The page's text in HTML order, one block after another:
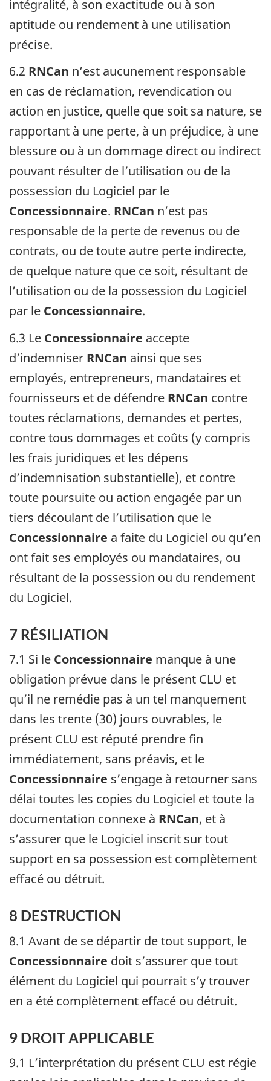
intégralité, à son exactitude ou à son
aptitude ou rendement à une utilisation
précise.
6.2 RNCan n’est aucunement responsable
en cas de réclamation, revendication ou
action en justice, quelle que soit sa nature, se
rapportant à une perte, à un préjudice, à une
blessure ou à un dommage direct ou indirect
pouvant résulter de l’utilisation ou de la
possession du Logiciel par le
Concessionnaire. RNCan n’est pas
responsable de la perte de revenus ou de
contrats, ou de toute autre perte indirecte,
de quelque nature que ce soit, résultant de
l’utilisation ou de la possession du Logiciel
par le Concessionnaire.
6.3 Le Concessionnaire accepte
d’indemniser RNCan ainsi que ses
employés, entrepreneurs, mandataires et
fournisseurs et de défendre RNCan contre
toutes réclamations, demandes et pertes,
contre tous dommages et coûts (y compris
les frais juridiques et les dépens
d’indemnisation substantielle), et contre
toute poursuite ou action engagée par un
tiers découlant de l’utilisation que le
Concessionnaire a faite du Logiciel ou qu’en
ont fait ses employés ou mandataires, ou
résultant de la possession ou du rendement
du Logiciel.
7 RÉSILIATION
7.1 Si le Concessionnaire manque à une
obligation prévue dans le présent CLU et
qu’il ne remédie pas à un tel manquement
dans les trente (30) jours ouvrables, le
présent CLU est réputé prendre fin
immédiatement, sans préavis, et le
Concessionnaire s’engage à retourner sans
délai toutes les copies du Logiciel et toute la
documentation connexe à RNCan, et à
s’assurer que le Logiciel inscrit sur tout
support en sa possession est complètement
effacé ou détruit.
8 DESTRUCTION
8.1 Avant de se départir de tout support, le
Concessionnaire doit s’assurer que tout
élément du Logiciel qui pourrait s’y trouver
en a été complètement effacé ou détruit.
9 DROIT APPLICABLE
9.1 L’interprétation du présent CLU est régie